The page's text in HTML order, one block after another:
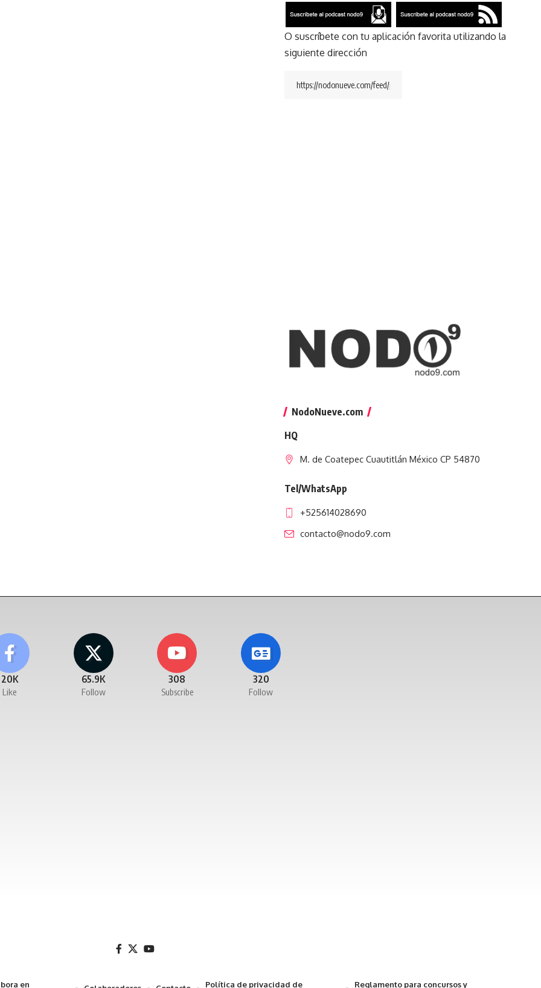
O suscríbete con tu aplicación favorita utilizando la
siguiente dirección
NodoNueve.com
HQ
M. de Coatepec Cuautitlán México CP 54870
Tel/WhatsApp
+525614028690
contacto@nodo9.com
20K
Like
65.9K
Follow
308
Subscribe
320
Follow
en
Política de privacidad de
Reglamento para concursos y